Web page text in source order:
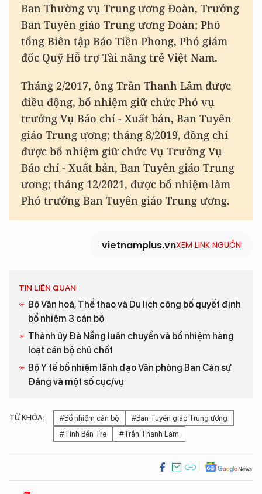
Ban Thường vụ Trung ương Đoàn, Trưởng
Ban Tuyên giáo Trung ương Đoàn; Phó
tổng Biên tập Báo Tiền Phong, Phó giám
đốc Quỹ Hỗ trợ Tài năng trẻ Việt Nam.
Tháng 2/2017, ông Trần Thanh Lâm được
điều động, bổ nhiệm giữ chức Phó vụ
trưởng Vụ Báo chí - Xuất bản, Ban Tuyên
giáo Trung ương; tháng 8/2019, đồng chí
được bổ nhiệm giữ chức Vụ Trưởng Vụ
Báo chí - Xuất bản, Ban Tuyên giáo Trung
ương; tháng 12/2021, được bổ nhiệm làm
Phó trưởng Ban Tuyên giáo Trung ương.
vietnamplus.vnXEM LINK NGUỒN
TIN LIÊN QUAN
Bộ Văn hoá, Thể thao và Du lịch công bố quyết định
bổ nhiệm 3 cán bộ
Thành ủy Đà Nẵng luân chuyển và bổ nhiệm hàng
loạt cán bộ chủ chốt
Bộ Y tế bổ nhiệm lãnh đạo Văn phòng Ban Cán sự
Đảng và một số cục/vụ
TỪ KHÓA: #Bổ nhiệm cán bộ
#Ban Tuyên giáo Trung ương
#Tỉnh Bến Tre
#Trần Thanh Lâm